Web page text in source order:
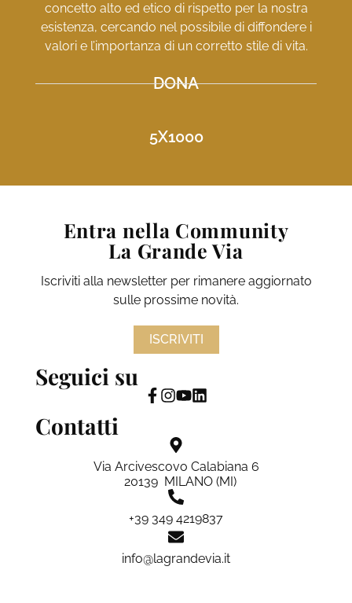
concetto alto ed etico di rispetto per la nostra
esistenza, cercando nel possibile di diffondere i
valori e l’importanza di un corretto stile di vita.
DONA
5X1000
Contatti
Via Arcivescovo Calabiana 6
20139 MILANO (MI)
+39 349 4219837
info@lagrandevia.it
Seguici su
Entra nella Community
La Grande Via
Iscriviti alla newsletter per rimanere aggiornato
sulle prossime novità.
ISCRIVITI